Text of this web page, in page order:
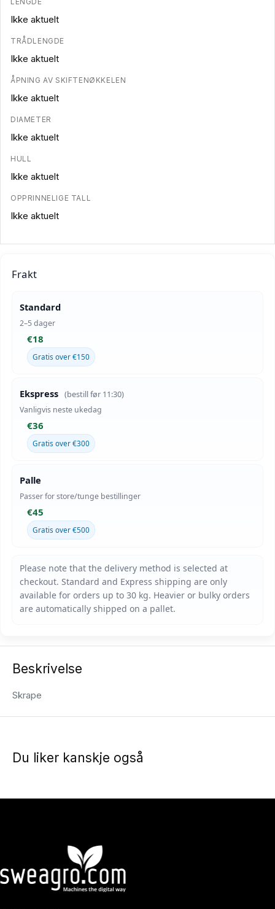
Ikke aktuelt
TRÅDLENGDE
Ikke aktuelt
ÅPNING AV SKIFTENØKKELEN
Ikke aktuelt
DIAMETER
Ikke aktuelt
HULL
Ikke aktuelt
OPPRINNELIGE TALL
Ikke aktuelt
Frakt
Standard
2–5 dager
€18
Gratis over €150
Ekspress (bestill før 11:30)
Vanligvis neste ukedag
€36
Gratis over €300
Palle
Passer for store/tunge bestillinger
€45
Gratis over €500
Beskrivelse
Skrape
Du liker kanskje også